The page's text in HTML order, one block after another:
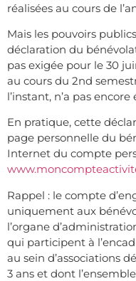
réalisées au cours de
Mais les pouvoirs
déclaration du
pas exigée pour le 30
au cours du 2nd
l’instant, n’a pas
En pratique, cette
page personnelle du
Internet du compte
Rappel : le compte
uniquement aux
l’organe
qui participent à
au sein d’associations
3 ans et dont